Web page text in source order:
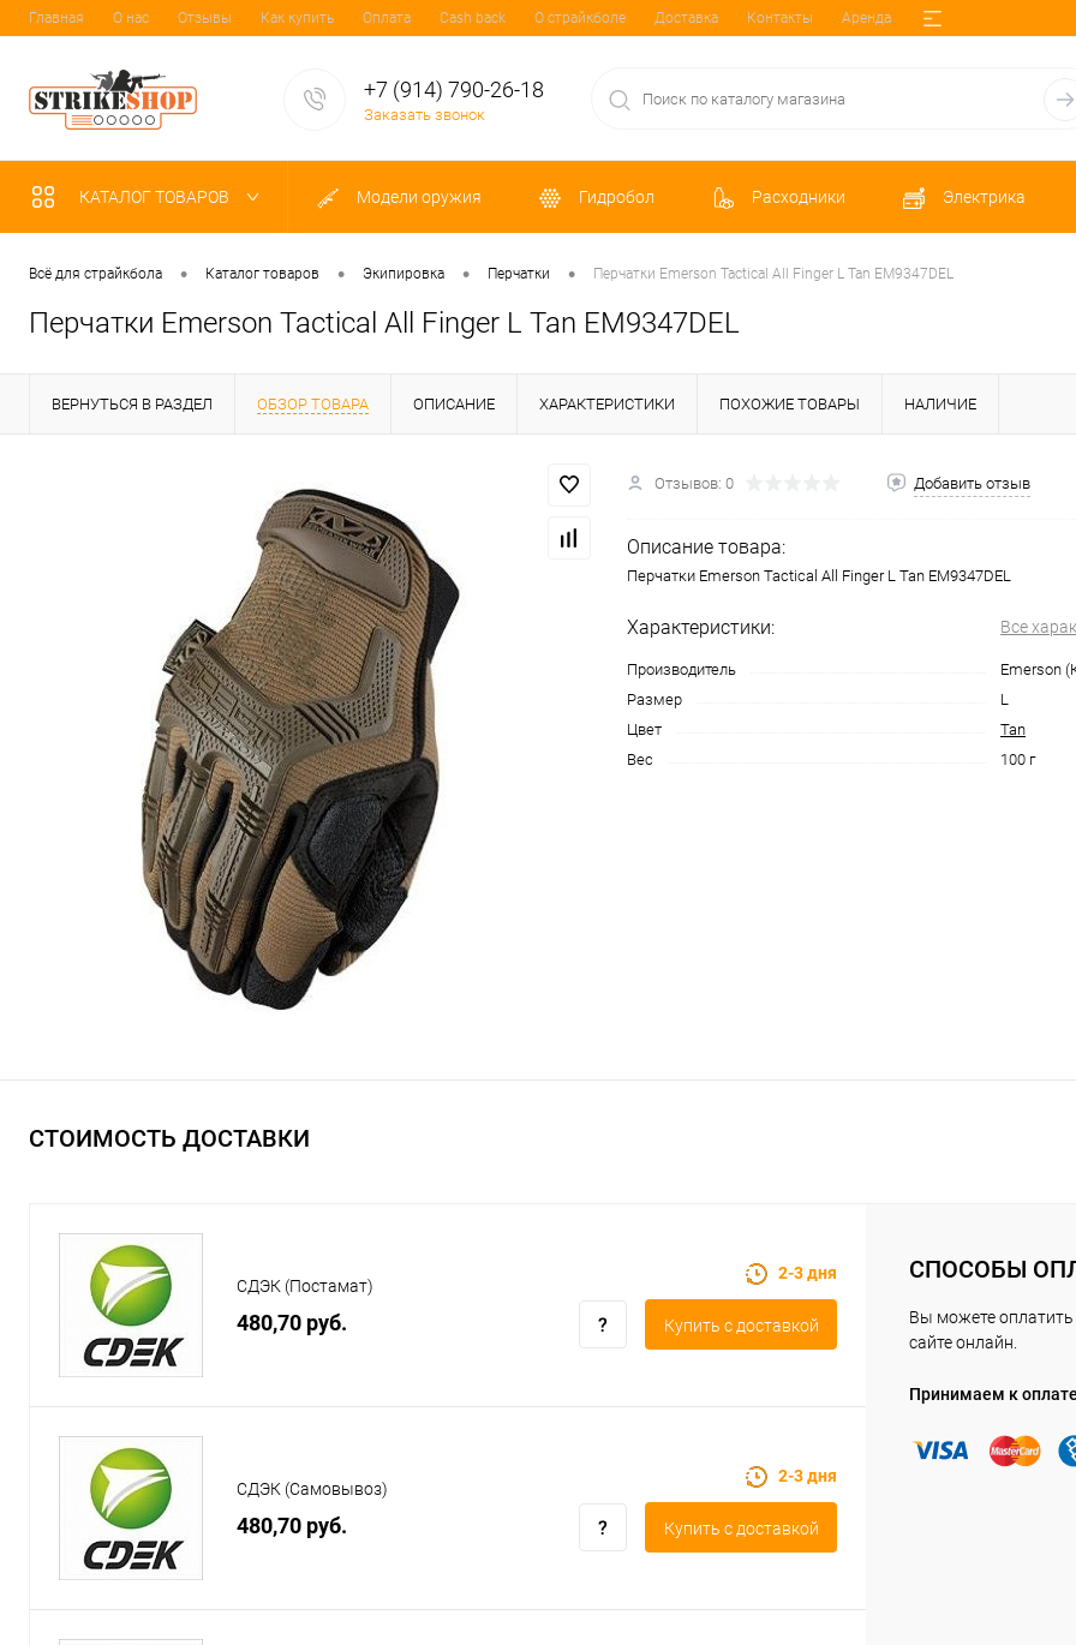
Главная О нас Отзывы Как купить Оплата Cash back О страйкболе Доставка Контакты Аренда
+7 (914) 790-26-18
Заказать звонок
КАТАЛОГ ТОВАРОВ Модели оружия Гидробол Расходники Электрика
Всё для страйкбола • Каталог товаров • Экипировка • Перчатки • Перчатки Emerson Tactical All Finger L Tan EM9347DEL
Перчатки Emerson Tactical All Finger L Tan EM9347DEL
ВЕРНУТЬСЯ В РАЗДЕЛ ОБЗОР ТОВАРА ОПИСАНИЕ ХАРАКТЕРИСТИКИ ПОХОЖИЕ ТОВАРЫ НАЛИЧИЕ
Отзывов: 0 Добавить отзыв
Описание товара:
Перчатки Emerson Tactical All Finger L Tan EM9347DEL
Характеристики: Все
Производитель
Emerson
Размер
L
Цвет
Tan
Вес
100 г
СТОИМОСТЬ ДОСТАВКИ
СДЭК (Постамат)
480,70 руб.
2-3 дня
Купить c доставкой
СДЭК (Самовывоз)
480,70 руб.
2-3 дня
Купить c доставкой
СПОСОБЫ
Вы можете оплатить
сайте онлайн.
Принимаем к